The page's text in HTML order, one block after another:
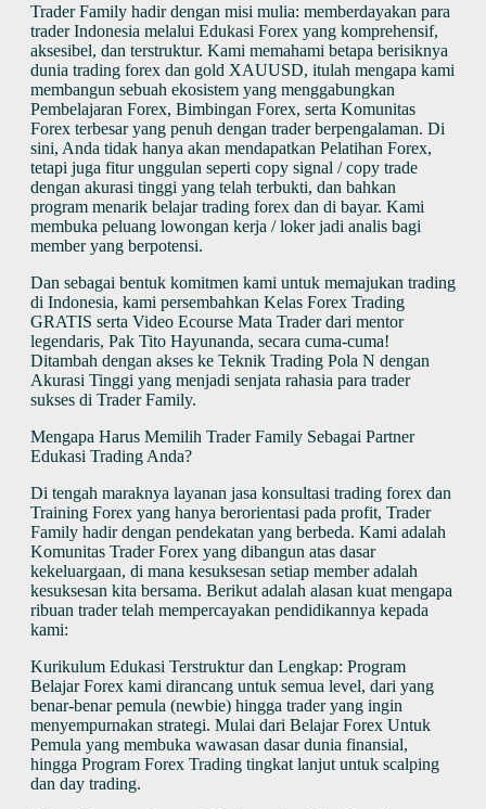
Trader Family hadir dengan misi mulia: memberdayakan para
trader Indonesia melalui Edukasi Forex yang komprehensif,
aksesibel, dan terstruktur. Kami memahami betapa berisiknya
dunia trading forex dan gold XAUUSD, itulah mengapa kami
membangun sebuah ekosistem yang menggabungkan
Pembelajaran Forex, Bimbingan Forex, serta Komunitas
Forex terbesar yang penuh dengan trader berpengalaman. Di
sini, Anda tidak hanya akan mendapatkan Pelatihan Forex,
tetapi juga fitur unggulan seperti copy signal / copy trade
dengan akurasi tinggi yang telah terbukti, dan bahkan
program menarik belajar trading forex dan di bayar. Kami
membuka peluang lowongan kerja / loker jadi analis bagi
member yang berpotensi.
Dan sebagai bentuk komitmen kami untuk memajukan trading
di Indonesia, kami persembahkan Kelas Forex Trading
GRATIS serta Video Ecourse Mata Trader dari mentor
legendaris, Pak Tito Hayunanda, secara cuma-cuma!
Ditambah dengan akses ke Teknik Trading Pola N dengan
Akurasi Tinggi yang menjadi senjata rahasia para trader
sukses di Trader Family.
Mengapa Harus Memilih Trader Family Sebagai Partner
Edukasi Trading Anda?
Di tengah maraknya layanan jasa konsultasi trading forex dan
Training Forex yang hanya berorientasi pada profit, Trader
Family hadir dengan pendekatan yang berbeda. Kami adalah
Komunitas Trader Forex yang dibangun atas dasar
kekeluargaan, di mana kesuksesan setiap member adalah
kesuksesan kita bersama. Berikut adalah alasan kuat mengapa
ribuan trader telah mempercayakan pendidikannya kepada
kami:
Kurikulum Edukasi Terstruktur dan Lengkap: Program
Belajar Forex kami dirancang untuk semua level, dari yang
benar-benar pemula (newbie) hingga trader yang ingin
menyempurnakan strategi. Mulai dari Belajar Forex Untuk
Pemula yang membuka wawasan dasar dunia finansial,
hingga Program Forex Trading tingkat lanjut untuk scalping
dan day trading.